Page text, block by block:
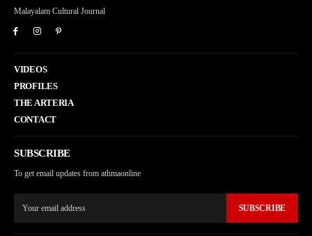
Malayalam Cultural Journal
VIDEOS
PROFILES
THE ARTERIA
CONTACT
SUBSCRIBE
To get email updates from athmaonline
SUBSCRIBE